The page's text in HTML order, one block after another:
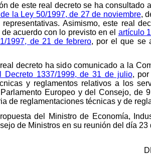
de este real decreto se ha
la Ley 50/1997, de 27 de noviembre,
Asimismo, este real
acuerdo con lo previsto en el artículo
1997, de 21 de febrero, por el que se
decreto ha sido comunicado a la
Decreto 1337/1999, de 31 de julio,
y reglamentos relativos a los
Europeo y del Consejo, de
de reglamentaciones técnicas y de
del Ministro de Economía,
de Ministros en su reunión del día 23